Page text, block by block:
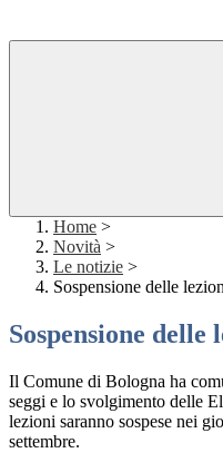
Home >
Novità >
Le notizie >
Sospensione delle
Sospensione delle
Il Comune di Bologna ha
seggi e lo svolgimento delle
lezioni saranno sospese nei
settembre.